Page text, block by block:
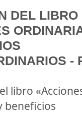
DEL LIBRO
-
libro
beneficios